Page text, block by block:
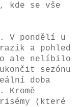
kde se vše
V pondělí u
a pohled
to ale nelíbilo
sezónu
doba
(které